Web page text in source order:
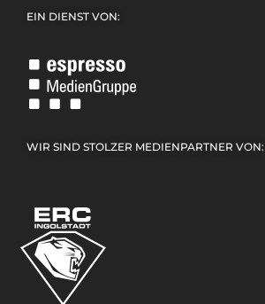
EIN DIENST VON:
WIR SIND STOLZER MEDIENPARTNER VON: